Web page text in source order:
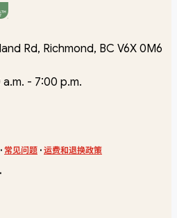
Rd, Richmond, BC V6X 0M6
a.m. - 7:00 p.m.
· 常见问题 · 运费和退换政策